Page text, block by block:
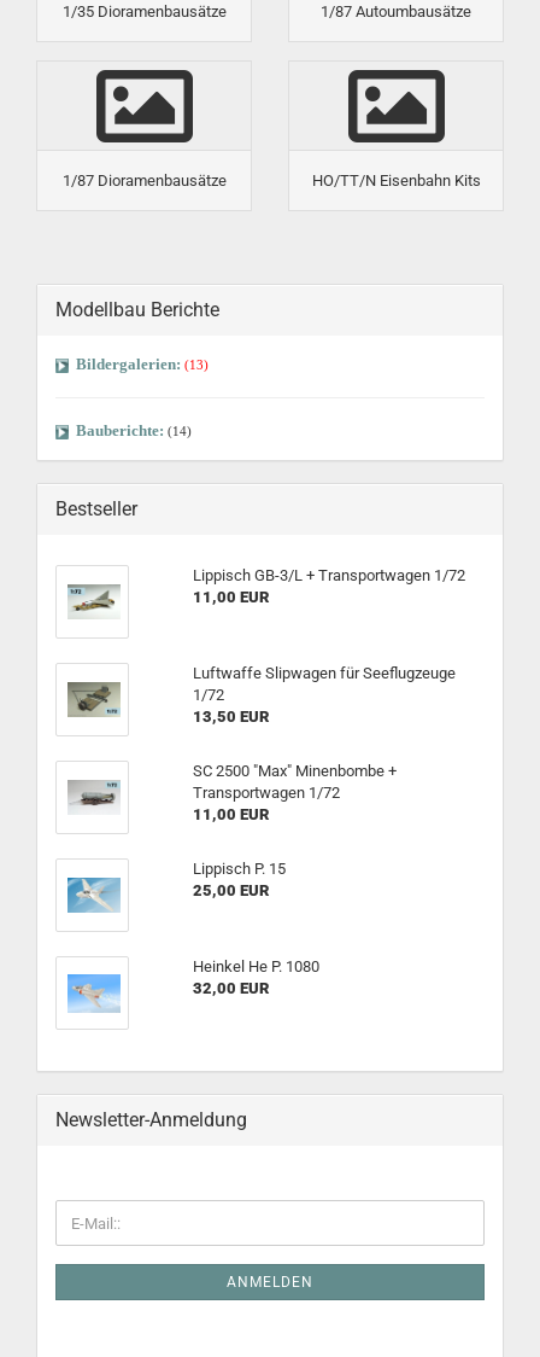
1/35 Dioramenbausätze 1/87 Autoumbausätze
1/87 Dioramenbausätze HO/TT/N Eisenbahn Kits
Modellbau Berichte
Bildergalerien: (13)
Bauberichte: (14)
Bestseller
Lippisch GB-3/L + Transportwagen 1/72
11,00 EUR
Luftwaffe Slipwagen für Seeflugzeuge
1/72
13,50 EUR
SC 2500 "Max" Minenbombe +
Transportwagen 1/72
11,00 EUR
Lippisch P. 15
25,00 EUR
Heinkel He P. 1080
32,00 EUR
Newsletter-Anmeldung
ANMELDEN